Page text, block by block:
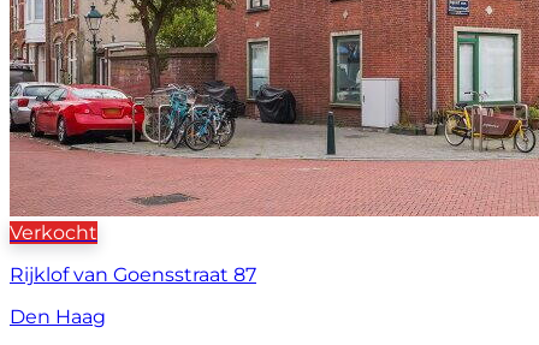
Verkocht
Rijklof van Goensstraat 87
Den Haag